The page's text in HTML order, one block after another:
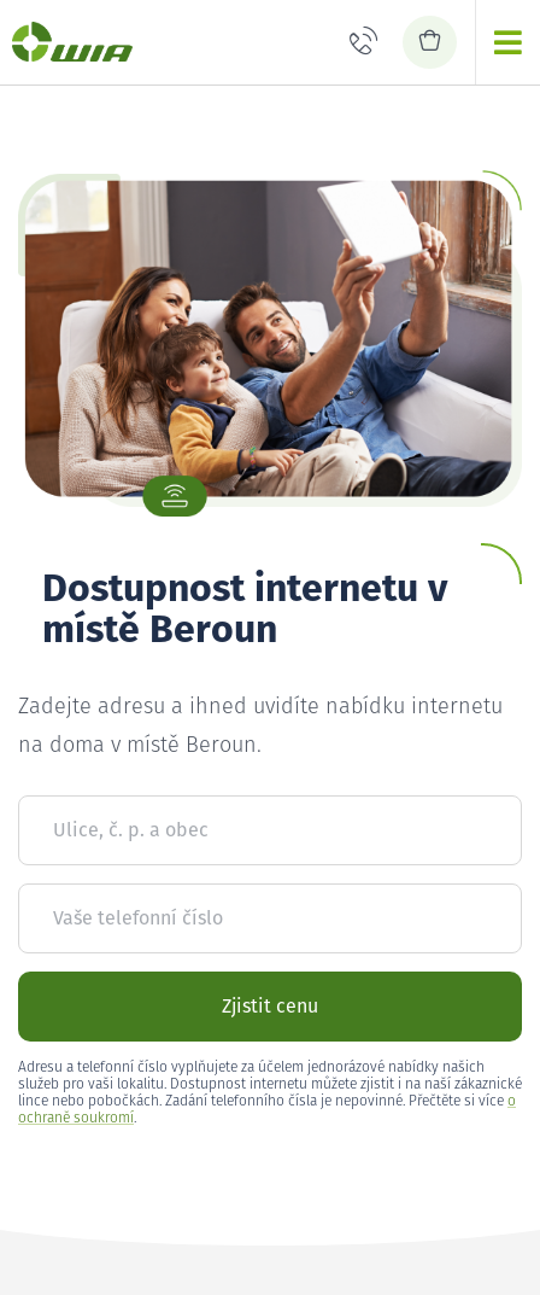
Dostupnost internetu v
místě Beroun
Zadejte adresu a ihned uvidíte nabídku internetu
na doma v místě Beroun.
Ulice, č. p. a obec
Vaše telefonní číslo
Zjistit cenu
Adresu a telefonní číslo vyplňujete za účelem jednorázové nabídky našich
služeb pro vaši lokalitu. Dostupnost internetu můžete zjistit i na naší zákaznické
lince nebo pobočkách. Zadání telefonního čísla je nepovinné. Přečtěte si více o
ochraně soukromí.